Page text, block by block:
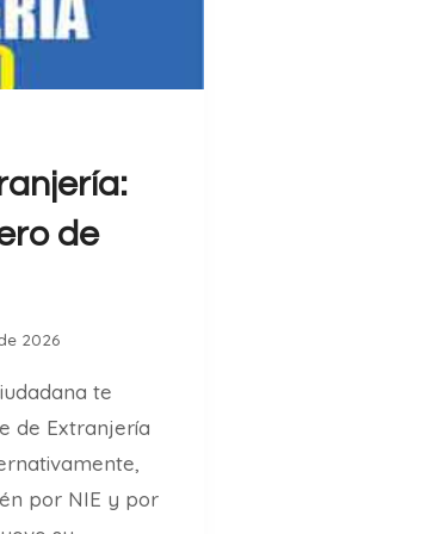
de
2026
te
de Extranjería
por NIE y por